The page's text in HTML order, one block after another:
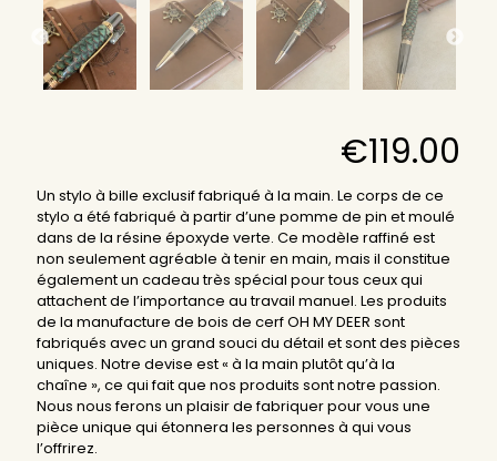
€119.00
Un stylo à bille exclusif fabriqué à la main. Le corps de ce
stylo a été fabriqué à partir d’une pomme de pin et moulé
dans de la résine époxyde verte. Ce modèle raffiné est
non seulement agréable à tenir en main, mais il constitue
également un cadeau très spécial pour tous ceux qui
attachent de l’importance au travail manuel. Les produits
de la manufacture de bois de cerf OH MY DEER sont
fabriqués avec un grand souci du détail et sont des pièces
uniques. Notre devise est « à la main plutôt qu’à la
chaîne », ce qui fait que nos produits sont notre passion.
Nous nous ferons un plaisir de fabriquer pour vous une
pièce unique qui étonnera les personnes à qui vous
l’offrirez.